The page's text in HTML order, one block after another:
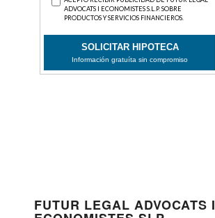
FUTUR LEGAL ADVOCATS I